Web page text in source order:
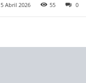
5 Abril 2026 55 0